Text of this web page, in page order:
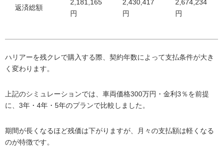
返済総額
2,181,165
円
2,430,417
円
2,674,234
円
ハリアーを残クレで購入する際、契約年数によって支払条件が大き
く変わります。
上記のシミュレーションでは、車両価格300万円・金利3％を前提
に、3年・4年・5年のプランで比較しました。
期間が長くなるほど残価は下がりますが、月々の支払額は軽くなる
のが特徴です。